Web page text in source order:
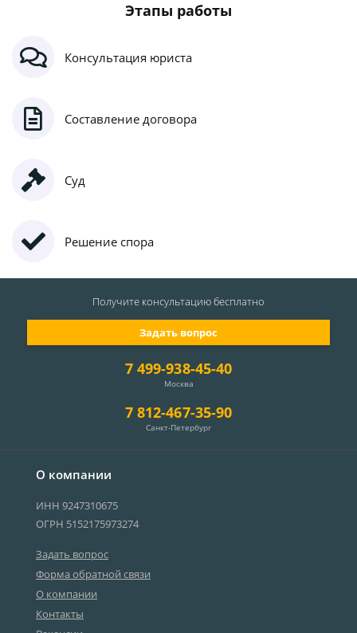
Этапы работы
Консультация юриста
Составление договора
Суд
Решение спора
О компании
ИНН 9247310675
ОГРН 5152175973274
Задать вопрос
Форма обратной связи
О компании
Контакты
7 499-938-45-40
Москва
7 812-467-35-90
Санкт-Петербург
Задать вопрос
Получите консультациюбесплатно